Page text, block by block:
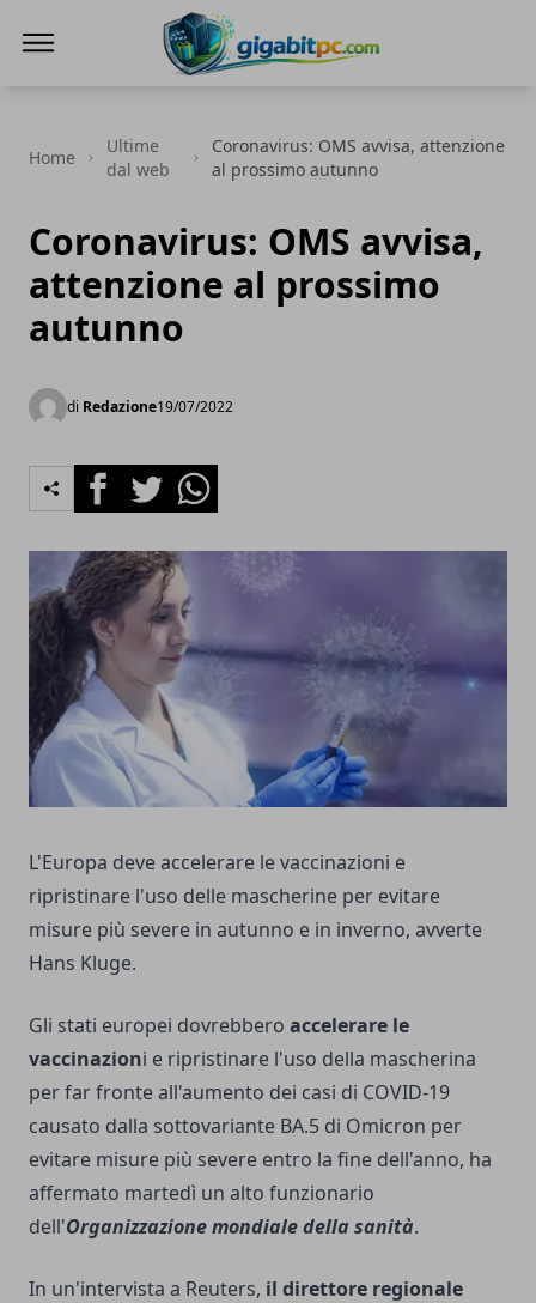
Home
Ultime
dal web
Coronavirus: OMS avvisa, attenzione
al prossimo autunno
Coronavirus: OMS avvisa,
attenzione al prossimo
autunno
di Redazione19/07/2022
FacebookTwitterWhatsapp
L'Europa deve accelerare le vaccinazioni e
ripristinare l'uso delle mascherine per evitare
misure più severe in autunno e in inverno, avverte
Hans Kluge.
Gli stati europei dovrebbero accelerare le
vaccinazioni e ripristinare l'uso della mascherina
per far fronte all'aumento dei casi di COVID-19
causato dalla sottovariante BA.5 di Omicron per
evitare misure più severe entro la fine dell'anno, ha
affermato martedì un alto funzionario
dell'Organizzazione mondiale della sanità.
In un'intervista a Reuters, il direttore regionale